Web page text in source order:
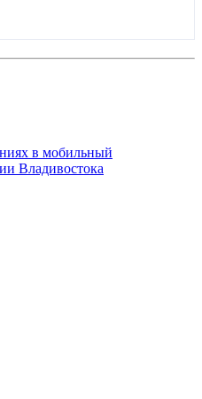
в мобильный
Владивостока